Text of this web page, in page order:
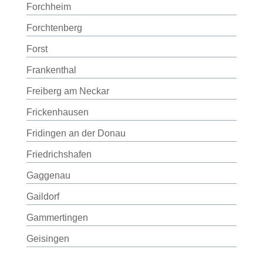
Forchheim
Forchtenberg
Forst
Frankenthal
Freiberg am Neckar
Frickenhausen
Fridingen an der Donau
Friedrichshafen
Gaggenau
Gaildorf
Gammertingen
Geisingen